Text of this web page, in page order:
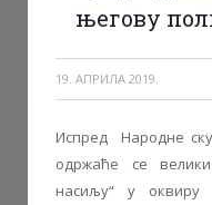
његову
19. АПРИЛА 2019.
Испред Народне
одржаће се
насиљу“ у оквиру